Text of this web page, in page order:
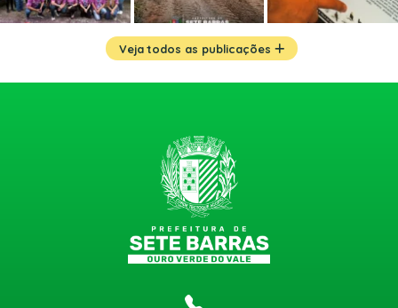
Veja todos as publicações